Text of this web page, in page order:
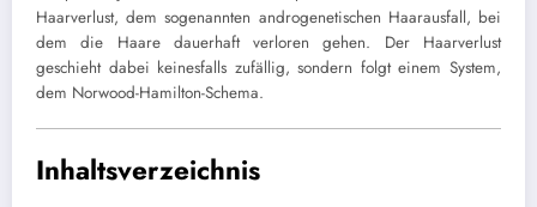
Haarverlust, dem sogenannten androgenetischen Haarausfall, bei
dem die Haare dauerhaft verloren gehen. Der Haarverlust
geschieht dabei keinesfalls zufällig, sondern folgt einem System,
dem Norwood-Hamilton-Schema.
Inhaltsverzeichnis